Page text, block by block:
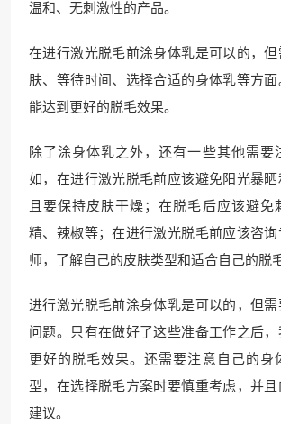
温和、无刺激性的产品。
在进行激光脱毛前涂身体乳是可以的，
肤、等待时间、选择合适的身体乳等方
能达到更好的脱毛效果。
除了涂身体乳之外，还有一些其他需要
如，在进行激光脱毛前应该避免阳光暴
且要保持皮肤干燥；在脱毛后应该避免
精、辣椒等；在进行激光脱毛前应该咨
师，了解自己的皮肤类型和适合自己的脱
进行激光脱毛前涂身体乳是可以的，但
问题。只有在做好了这些准备工作之后，
更好的脱毛效果。还需要注意自己的身
型，在选择脱毛方案时要慎重考虑，并
建议。